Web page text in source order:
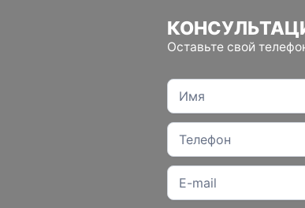
Оставьте свой